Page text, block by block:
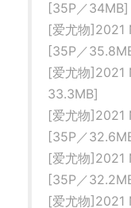
[35P／34MB]
[爱尤物]2021
[35P／
[爱尤物]2021
33.3MB]
[爱尤物]2021
[35P／
[爱尤物]2021
[35P／
[爱尤物]2021